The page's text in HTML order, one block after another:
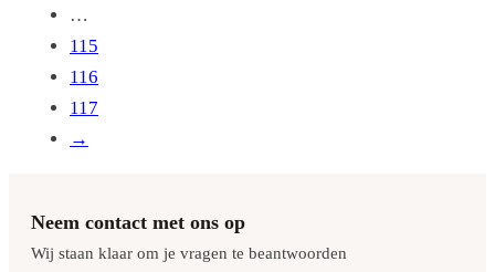
…
115
116
117
→
Neem contact met ons op
Wij staan klaar om je vragen te beantwoorden